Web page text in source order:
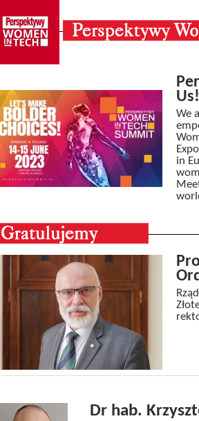
Us!
We
in
Dr hab.